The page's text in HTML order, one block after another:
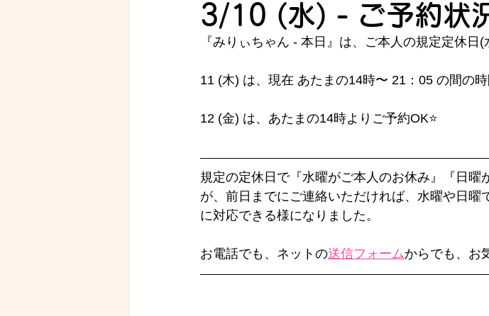
3/10 (水) - ご予約状
『みりぃちゃん - 本日』は、ご本人の規定定休日(
11 (木) は、現在 あたまの14時〜 21：05 の間の
12 (金) は、あたまの14時よりご予約OK⭐️
規定の定休日で『水曜がご本人のお休み』『日曜
が、前日までにご連絡いただければ、水曜や日
に対応できる様になりました。
お電話でも、ネットの送信フォームからでも、お